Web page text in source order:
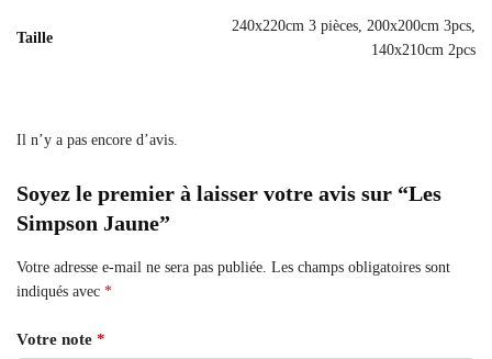
Taille
240x220cm 3 pièces, 200x200cm 3pcs,
140x210cm 2pcs
Il n’y a pas encore d’avis.
Soyez le premier à laisser votre avis sur “Les
Simpson Jaune”
Votre adresse e-mail ne sera pas publiée. Les champs obligatoires sont
indiqués avec *
Votre note *